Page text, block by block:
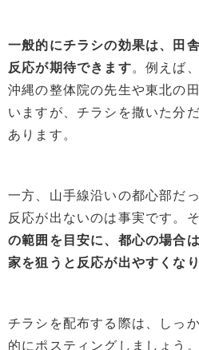
一般的にチラシの効果は、田
反応が期待できます。例えば
沖縄の整体院の先生や東北の
いますが、チラシを撒いた分
あります。
一方、山手線沿いの都心部だ
反応が出ないのは事実です。
の範囲を目安に、都心の場合
家を狙うと反応が出やすくな
チラシを配布する際は、しっ
的にポスティングしましょう。